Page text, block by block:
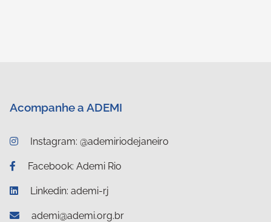
Acompanhe a ADEMI
Instagram: @ademiriodejaneiro
Facebook: Ademi Rio
Linkedin: ademi-rj
ademi@ademi.org.br